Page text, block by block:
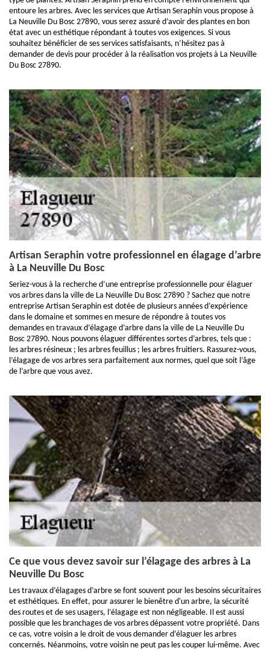
entoure les arbres. Avec les services que Artisan Seraphin vous propose à
La Neuville Du Bosc 27890, vous serez assuré d’avoir des plantes en bon
état avec un esthétique répondant à toutes vos exigences. Si vous
souhaitez bénéficier de ses services satisfaisants, n’hésitez pas à
demander de devis pour procéder à la réalisation vos projets à La Neuville
Du Bosc 27890.
Artisan Seraphin votre professionnel en élagage d’arbre
à La Neuville Du Bosc
Seriez-vous à la recherche d’une entreprise professionnelle pour élaguer
vos arbres dans la ville de La Neuville Du Bosc 27890 ? Sachez que notre
entreprise Artisan Seraphin est dotée de plusieurs années d’expérience
dans le domaine et sommes en mesure de répondre à toutes vos
demandes en travaux d’élagage d’arbre dans la ville de La Neuville Du
Bosc 27890. Nous pouvons élaguer différentes sortes d’arbres, tels que :
les arbres résineux ; les arbres feuillus ; les arbres fruitiers. Rassurez-vous,
l’élagage de vos arbres sera parfaitement aux normes, quel que soit l’âge
de l’arbre que vous avez.
Ce que vous devez savoir sur l’élagage des arbres à La
Neuville Du Bosc
Les travaux d’élagages d’arbre se font souvent pour les besoins sécuritaires
et esthétiques. En effet, pour assurer le bienêtre d'un arbre, la sécurité
des routes et de ses usagers, l’élagage est non négligeable. Il est aussi
possible que les branchages de vos arbres dépassent votre propriété. Dans
ce cas, votre voisin a le droit de vous demander d’élaguer les arbres
concernés. Néanmoins, votre voisin ne peut pas les couper lui-même. Avec